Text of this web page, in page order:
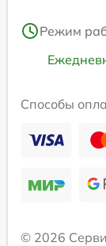
Режим
Способы
© 2026